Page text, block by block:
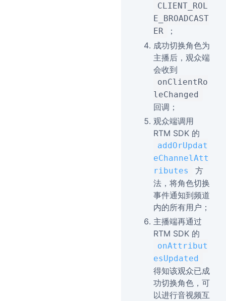
CLIENT_ROL
E_BROADCAST
ER
；
成功切换角色为
主播后，观众端
会收到
onClientRo
leChanged
回调；
观众端调用
RTM SDK 的
addOrUpdat
eChannelAtt
ributes
方
法，将角色切换
事件通知到频道
内的所有用户；
主播端再通过
RTM SDK 的
onAttribut
esUpdated
得知该观众已成
功切换角色，可
以进行音视频互